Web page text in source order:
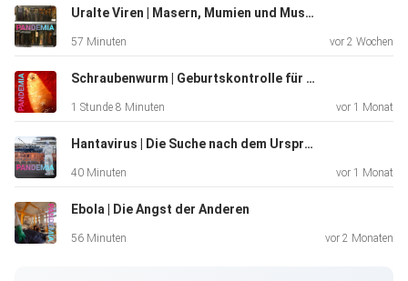
Uralte Viren | Masern, Mumien und Museen
57 Minuten vor 2 Wochen
Schraubenwurm | Geburtskontrolle für den Menschenfresser
1 Stunde 8 Minuten vor 1 Monat
Hantavirus | Die Suche nach dem Ursprung
40 Minuten vor 1 Monat
Ebola | Die Angst der Anderen
56 Minuten vor 2 Monaten